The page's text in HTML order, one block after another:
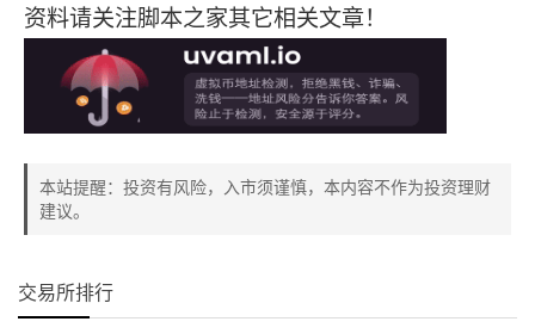
资料请关注脚本之家其它相关文章！
本站提醒：投资有风险，入市须谨慎，本内容不作为投资理财
建议。
交易所排行